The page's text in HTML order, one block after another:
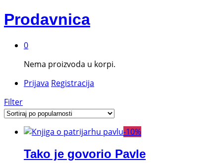
Prodavnica
0
Nema proizvoda u korpi.
Prijava Registracija
Filter
-10%
Tako je govorio Pavle